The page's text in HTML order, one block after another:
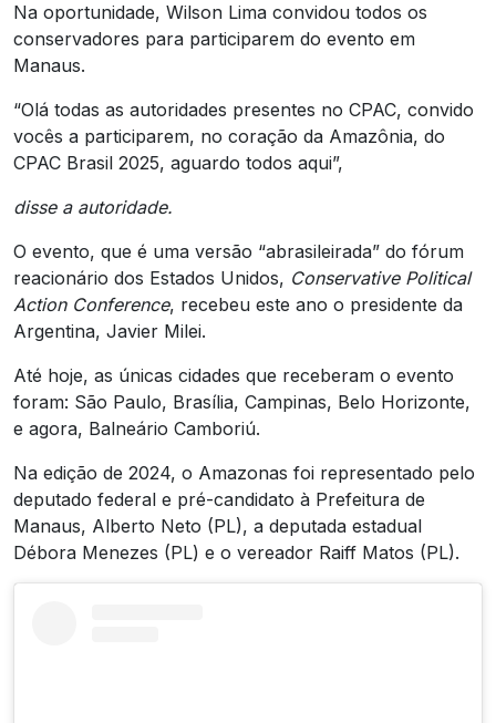
Na oportunidade, Wilson Lima convidou todos os
conservadores para participarem do evento em
Manaus.
“Olá todas as autoridades presentes no CPAC, convido
vocês a participarem, no coração da Amazônia, do
CPAC Brasil 2025, aguardo todos aqui”,
disse a autoridade.
O evento, que é uma versão “abrasileirada” do fórum
reacionário dos Estados Unidos, Conservative Political
Action Conference, recebeu este ano o presidente da
Argentina, Javier Milei.
Até hoje, as únicas cidades que receberam o evento
foram: São Paulo, Brasília, Campinas, Belo Horizonte,
e agora, Balneário Camboriú.
Na edição de 2024, o Amazonas foi representado pelo
deputado federal e pré-candidato à Prefeitura de
Manaus, Alberto Neto (PL), a deputada estadual
Débora Menezes (PL) e o vereador Raiff Matos (PL).